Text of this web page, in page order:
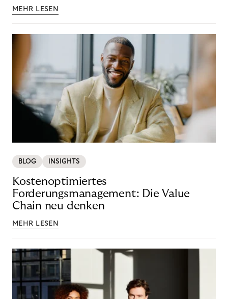
MEHR LESEN
BLOG INSIGHTS
Kostenoptimiertes
Forderungsmanagement: Die Value
Chain neu denken
MEHR LESEN